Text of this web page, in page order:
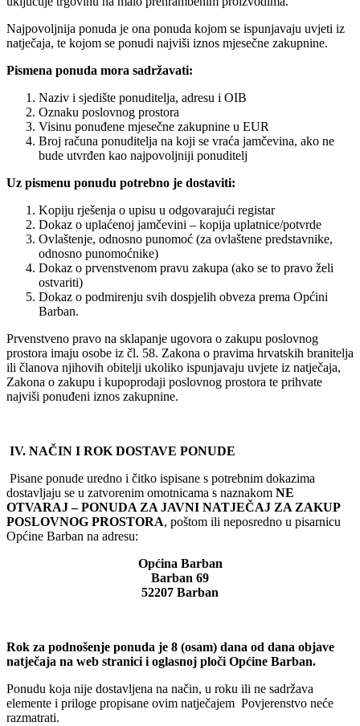
Najpovoljnija ponuda je ona ponuda kojom se ispunjavaju uvjeti iz
natječaja, te kojom se ponudi najviši iznos mjesečne zakupnine.
Pismena ponuda mora sadržavati:
Naziv i sjedište ponuditelja, adresu i OIB
Oznaku poslovnog prostora
Visinu ponuđene mjesečne zakupnine u EUR
Broj računa ponuditelja na koji se vraća jamčevina, ako ne
bude utvrđen kao najpovoljniji ponuditelj
Uz pismenu ponudu potrebno je dostaviti:
Kopiju rješenja o upisu u odgovarajući registar
Dokaz o uplaćenoj jamčevini – kopija uplatnice/potvrde
Ovlaštenje, odnosno punomoć (za ovlaštene predstavnike,
odnosno punomoćnike)
Dokaz o prvenstvenom pravu zakupa (ako se to pravo želi
ostvariti)
Dokaz o podmirenju svih dospjelih obveza prema Općini
Barban.
Prvenstveno pravo na sklapanje ugovora o zakupu poslovnog
prostora imaju osobe iz čl. 58. Zakona o pravima hrvatskih branitelja
ili članova njihovih obitelji ukoliko ispunjavaju uvjete iz natječaja,
Zakona o zakupu i kupoprodaji poslovnog prostora te prihvate
najviši ponuđeni iznos zakupnine.
IV. NAČIN I ROK DOSTAVE PONUDE
Pisane ponude uredno i čitko ispisane s potrebnim dokazima
dostavljaju se u zatvorenim omotnicama s naznakom NE
OTVARAJ – PONUDA ZA JAVNI NATJEČAJ ZA ZAKUP
POSLOVNOG PROSTORA, poštom ili neposredno u pisarnicu
Općine Barban na adresu:
Općina Barban
Barban 69
52207 Barban
Rok za podnošenje ponuda je 8 (osam) dana od dana objave
natječaja na web stranici i oglasnoj ploči Općine Barban.
Ponudu koja nije dostavljena na način, u roku ili ne sadržava
elemente i priloge propisane ovim natječajem Povjerenstvo neće
razmatrati.